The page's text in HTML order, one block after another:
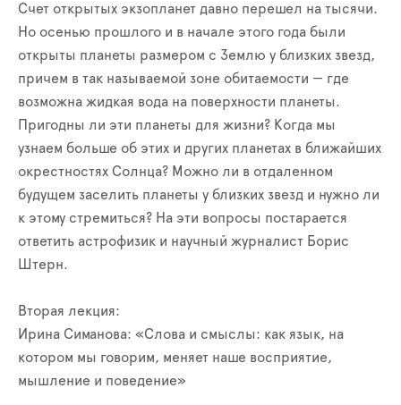
Счет открытых экзопланет давно перешел на тысячи.
Но осенью прошлого и в начале этого года были
открыты планеты размером с Землю у близких звезд,
причем в так называемой зоне обитаемости — где
возможна жидкая вода на поверхности планеты.
Пригодны ли эти планеты для жизни? Когда мы
узнаем больше об этих и других планетах в ближайших
окрестностях Солнца? Можно ли в отдаленном
будущем заселить планеты у близких звезд и нужно ли
к этому стремиться? На эти вопросы постарается
ответить астрофизик и научный журналист Борис
Штерн.
Вторая лекция:
Ирина Симанова: «Слова и смыслы: как язык, на
котором мы говорим, меняет наше восприятие,
мышление и поведение»